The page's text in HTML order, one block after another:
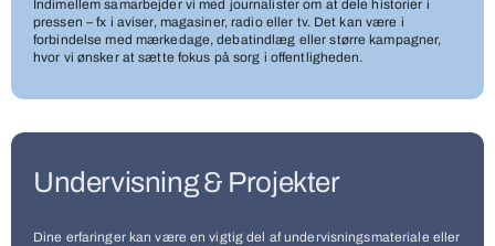
Indimellem samarbejder vi med journalister om at dele historier i
pressen – fx i aviser, magasiner, radio eller tv. Det kan være i
forbindelse med mærkedage, debatindlæg eller større kampagner,
hvor vi ønsker at sætte fokus på sorg i offentligheden.
Undervisning & Projekter
Dine erfaringer kan være en vigtig del af undervisningsmateriale eller